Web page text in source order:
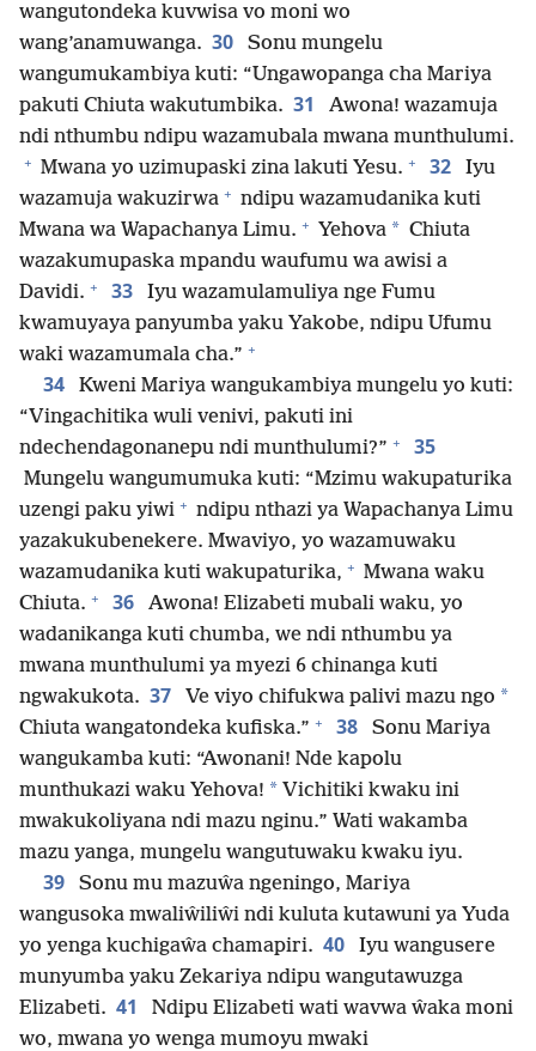
wangutondeka kuvwisa vo moni wo
wang’anamuwanga. 30
Sonu mungelu
wangumukambiya kuti: “Ungawopanga cha Mariya
pakuti Chiuta wakutumbika. 31
Awona! wazamuja
ndi nthumbu ndipu wazamubala mwana munthulumi.
+ Mwana yo uzimupaski zina lakuti Yesu. + 32
Iyu
wazamuja wakuzirwa + ndipu wazamudanika kuti
Mwana wa Wapachanya Limu. + Yehova * Chiuta
wazakumupaska mpandu waufumu wa awisi a
Davidi. + 33
Iyu wazamulamuliya nge Fumu
kwamuyaya panyumba yaku Yakobe, ndipu Ufumu
waki wazamumala cha.” +
34
Kweni Mariya wangukambiya mungelu yo kuti:
“Vingachitika wuli venivi, pakuti ini
ndechendagonanepu ndi munthulumi?” + 35
Mungelu wangumumuka kuti: “Mzimu wakupaturika
uzengi paku yiwi + ndipu nthazi ya Wapachanya Limu
yazakukubenekere. Mwaviyo, yo wazamuwaku
wazamudanika kuti wakupaturika, + Mwana waku
Chiuta. + 36
Awona! Elizabeti mubali waku, yo
wadanikanga kuti chumba, we ndi nthumbu ya
mwana munthulumi ya myezi 6 chinanga kuti
ngwakukota. 37 Ve viyo chifukwa palivi mazu ngo *
Chiuta wangatondeka kufiska.” + 38
Sonu Mariya
wangukamba kuti: “Awonani! Nde kapolu
munthukazi waku Yehova! * Vichitiki kwaku ini
mwakukoliyana ndi mazu nginu.” Wati wakamba
mazu yanga, mungelu wangutuwaku kwaku iyu.
39
Sonu mu mazuŵa ngeningo, Mariya
wangusoka mwaliŵiliŵi ndi kuluta kutawuni ya Yuda
yo yenga kuchigaŵa chamapiri. 40
Iyu wangusere
munyumba yaku Zekariya ndipu wangutawuzga
Elizabeti. 41
Ndipu Elizabeti wati wavwa ŵaka moni
wo, mwana yo wenga mumoyu mwaki